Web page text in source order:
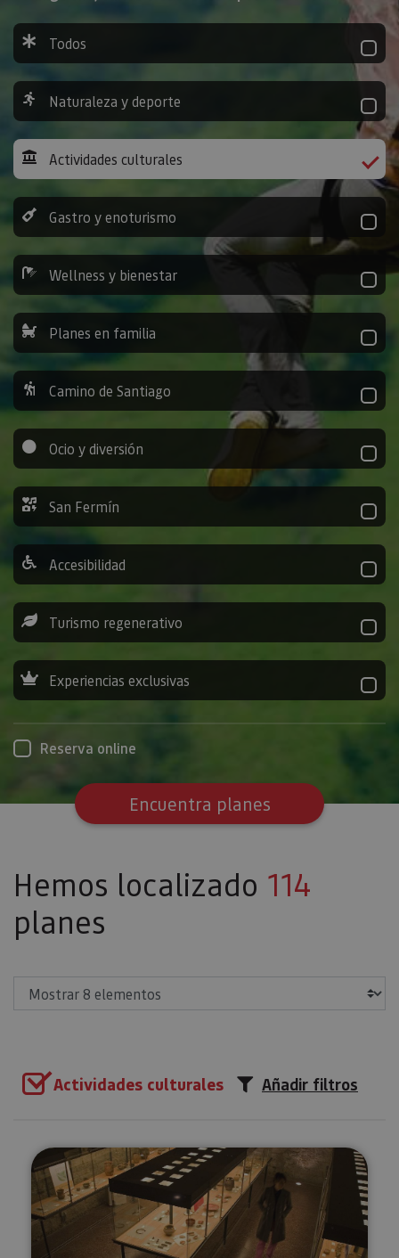
Todos
Naturaleza y deporte
Actividades culturales
Gastro y enoturismo
Wellness y bienestar
Planes en familia
Camino de Santiago
Ocio y diversión
San Fermín
Accesibilidad
Turismo regenerativo
Experiencias exclusivas
Reserva online
Encuentra planes
Hemos localizado 114
planes
Actividades culturales Añadir filtros
Visita el Museo de Tudela y